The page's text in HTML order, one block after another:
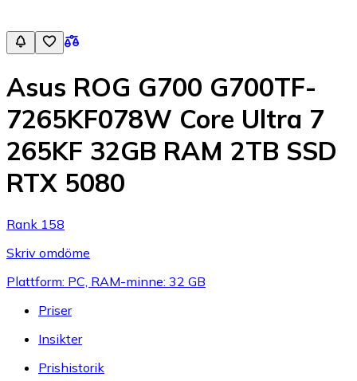
Asus ROG G700 G700TF-
7265KF078W Core Ultra 7
265KF 32GB RAM 2TB SSD
RTX 5080
Rank 158
Skriv omdöme
Plattform: PC, RAM-minne: 32 GB
Priser
Insikter
Prishistorik